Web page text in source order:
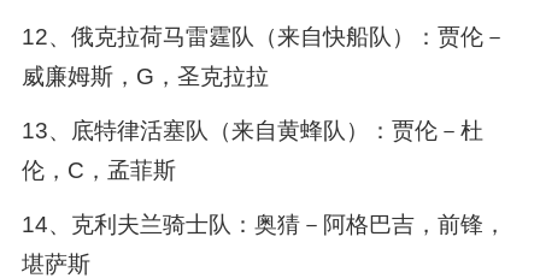
12、俄克拉荷马雷霆队（来自快船队）：贾伦－
威廉姆斯，G，圣克拉拉
13、底特律活塞队（来自黄蜂队）：贾伦－杜
伦，C，孟菲斯
14、克利夫兰骑士队：奥猜－阿格巴吉，前锋，
堪萨斯